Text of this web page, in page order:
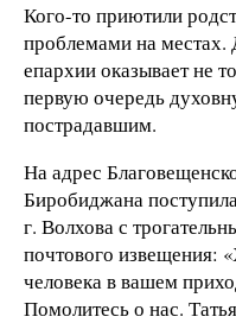
Кого-то приютили
проблемами на
епархии оказывает не
первую очередь
пострадавшим.
На адрес
Биробиджана
г. Волхова с
почтового извещения:
человека в вашем
Помолитесь о нас.